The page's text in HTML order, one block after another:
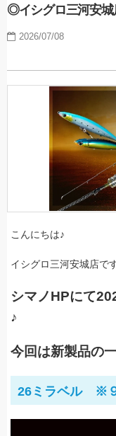
◎イシグロ三河安
2026/07/08
こんにちは♪
イシグロ三河安城店で
シマノHPにて
♪
今回は新製品の
26ミラベル ※